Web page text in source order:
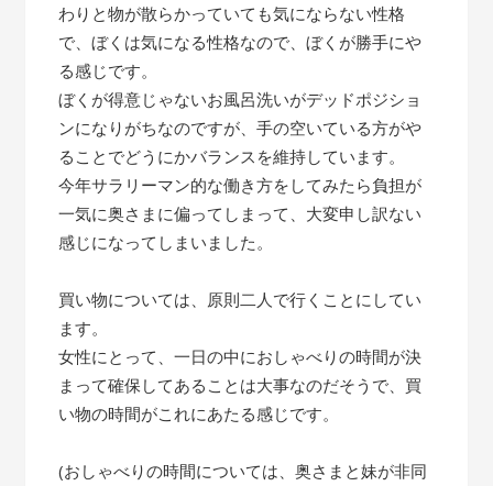
わりと物が散らかっていても気にならない性格
で、ぼくは気になる性格なので、ぼくが勝手にや
る感じです。
ぼくが得意じゃないお風呂洗いがデッドポジショ
ンになりがちなのですが、手の空いている方がや
ることでどうにかバランスを維持しています。
今年サラリーマン的な働き方をしてみたら負担が
一気に奥さまに偏ってしまって、大変申し訳ない
感じになってしまいました。
買い物については、原則二人で行くことにしてい
ます。
女性にとって、一日の中におしゃべりの時間が決
まって確保してあることは大事なのだそうで、買
い物の時間がこれにあたる感じです。
(おしゃべりの時間については、奥さまと妹が非同